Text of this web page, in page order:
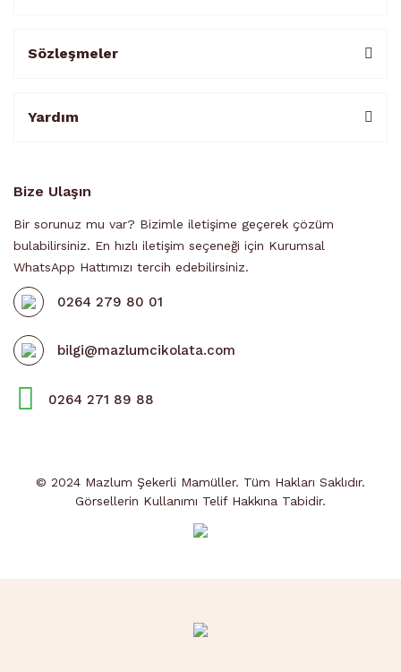
Sözleşmeler
Yardım
Bize Ulaşın
Bir sorunuz mu var? Bizimle iletişime geçerek çözüm
bulabilirsiniz. En hızlı iletişim seçeneği için Kurumsal
WhatsApp Hattımızı tercih edebilirsiniz.
0264 279 80 01
bilgi@mazlumcikolata.com
0264 271 89 88
© 2024 Mazlum Şekerli Mamüller. Tüm Hakları Saklıdır.
Görsellerin Kullanımı Telif Hakkına Tabidir.